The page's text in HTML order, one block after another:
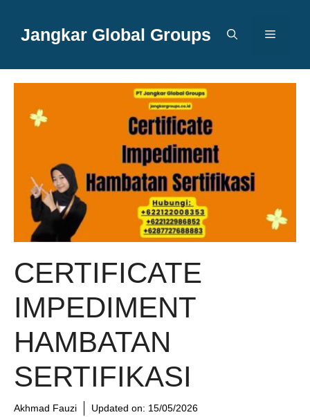
Jangkar Global Groups Menu
CERTIFICATE
IMPEDIMENT
HAMBATAN
SERTIFIKASI
Akhmad Fauzi Updated on: 15/05/2026